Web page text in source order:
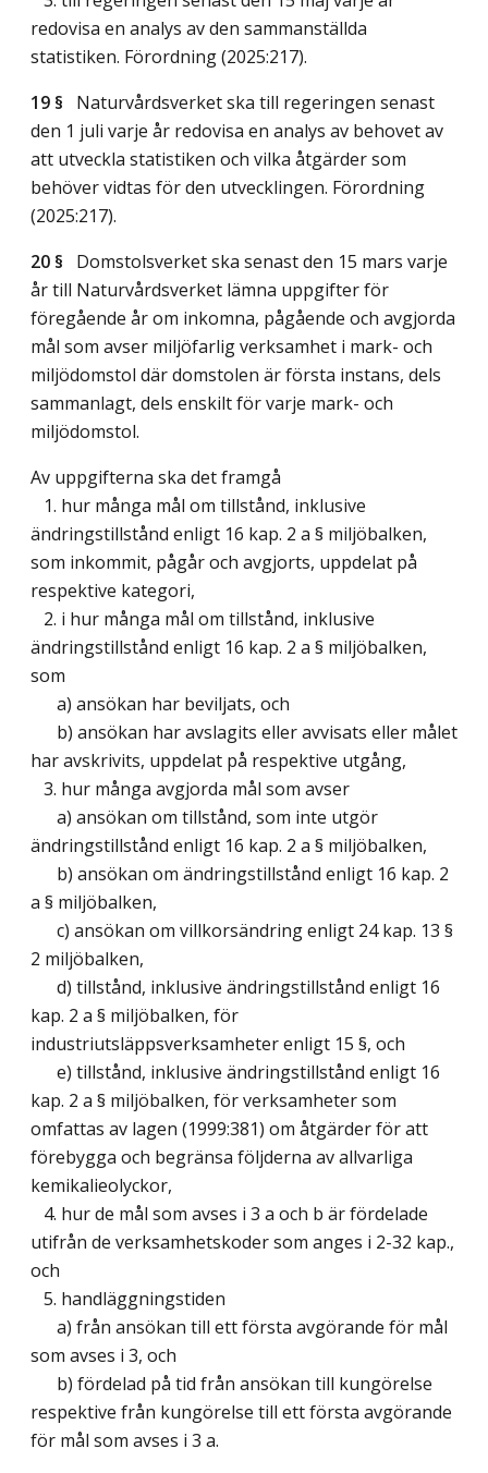
redovisa en analys av den sammanställda
statistiken. Förordning (2025:217).
19 § Naturvårdsverket ska till regeringen senast
den 1 juli varje år redovisa en analys av behovet av
att utveckla statistiken och vilka åtgärder som
behöver vidtas för den utvecklingen. Förordning
(2025:217).
20 § Domstolsverket ska senast den 15 mars varje
år till Naturvårdsverket lämna uppgifter för
föregående år om inkomna, pågående och avgjorda
mål som avser miljöfarlig verksamhet i mark- och
miljödomstol där domstolen är första instans, dels
sammanlagt, dels enskilt för varje mark- och
miljödomstol.
Av uppgifterna ska det framgå
1. hur många mål om tillstånd, inklusive
ändringstillstånd enligt 16 kap. 2 a § miljöbalken,
som inkommit, pågår och avgjorts, uppdelat på
respektive kategori,
2. i hur många mål om tillstånd, inklusive
ändringstillstånd enligt 16 kap. 2 a § miljöbalken,
som
a) ansökan har beviljats, och
b) ansökan har avslagits eller avvisats eller målet
har avskrivits, uppdelat på respektive utgång,
3. hur många avgjorda mål som avser
a) ansökan om tillstånd, som inte utgör
ändringstillstånd enligt 16 kap. 2 a § miljöbalken,
b) ansökan om ändringstillstånd enligt 16 kap. 2
a § miljöbalken,
c) ansökan om villkorsändring enligt 24 kap. 13 §
2 miljöbalken,
d) tillstånd, inklusive ändringstillstånd enligt 16
kap. 2 a § miljöbalken, för
industriutsläppsverksamheter enligt 15 §, och
e) tillstånd, inklusive ändringstillstånd enligt 16
kap. 2 a § miljöbalken, för verksamheter som
omfattas av lagen (1999:381) om åtgärder för att
förebygga och begränsa följderna av allvarliga
kemikalieolyckor,
4. hur de mål som avses i 3 a och b är fördelade
utifrån de verksamhetskoder som anges i 2-32 kap.,
och
5. handläggningstiden
a) från ansökan till ett första avgörande för mål
som avses i 3, och
b) fördelad på tid från ansökan till kungörelse
respektive från kungörelse till ett första avgörande
för mål som avses i 3 a.